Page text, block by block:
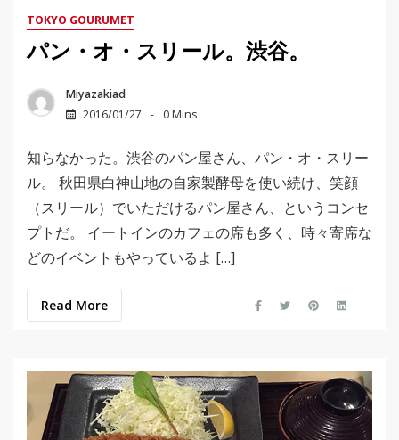
TOKYO GOURUMET
パン・オ・スリール。渋谷。
Miyazakiad
2016/01/27
0 Mins
知らなかった。渋谷のパン屋さん、パン・オ・スリー
ル。 秋田県白神山地の自家製酵母を使い続け、笑顔
（スリール）でいただけるパン屋さん、というコンセ
プトだ。 イートインのカフェの席も多く、時々寄席な
どのイベントもやっているよ […]
Read More